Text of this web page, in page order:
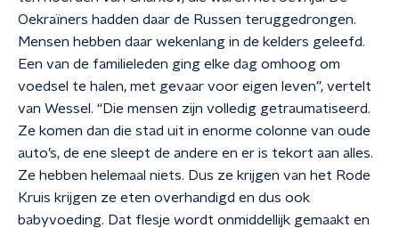
Oekraïners hadden daar de Russen teruggedrongen.
Mensen hebben daar wekenlang in de kelders geleefd.
Een van de familieleden ging elke dag omhoog om
voedsel te halen, met gevaar voor eigen leven”, vertelt
van Wessel. “Die mensen zijn volledig getraumatiseerd.
Ze komen dan die stad uit in enorme colonne van oude
auto’s, de ene sleept de andere en er is tekort aan alles.
Ze hebben helemaal niets. Dus ze krijgen van het Rode
Kruis krijgen ze eten overhandigd en dus ook
babyvoeding. Dat flesje wordt onmiddellijk gemaakt en